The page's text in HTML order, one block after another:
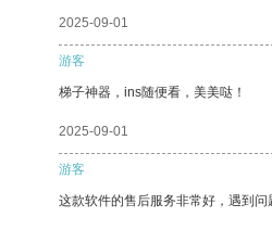
2025-09-01
游客
梯子神器，ins随便看，美美哒！
2025-09-01
游客
这款软件的售后服务非常好，遇到问